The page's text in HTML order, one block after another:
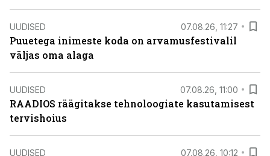
UUDISED 07.08.26, 11:27
Puuetega inimeste koda on arvamusfestivalil
väljas oma alaga
UUDISED 07.08.26, 11:00
RAADIOS räägitakse tehnoloogiate kasutamisest
tervishoius
UUDISED 07.08.26, 10:12